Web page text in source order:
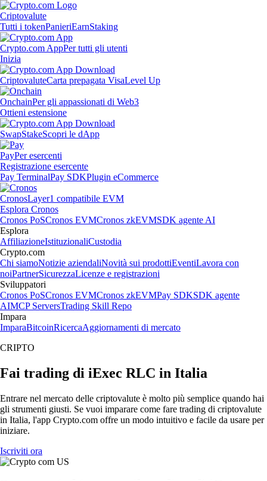
Criptovalute
Tutti i tokenPanieriEarnStaking
Crypto.com AppPer tutti gli utenti
Inizia
CriptovaluteCarta prepagata VisaLevel Up
OnchainPer gli appassionati di Web3
Ottieni estensione
SwapStakeScopri le dApp
PayPer esercenti
Registrazione esercente
Pay TerminalPay SDKPlugin eCommerce
CronosLayer1 compatibile EVM
Esplora Cronos
Cronos PoSCronos EVMCronos zkEVMSDK agente AI
Esplora
AffiliazioneIstituzionaliCustodia
Crypto.com
Chi siamoNotizie aziendaliNovità sui prodottiEventiLavora con
noiPartnerSicurezzaLicenze e registrazioni
Sviluppatori
Cronos PoSCronos EVMCronos zkEVMPay SDKSDK agente
AIMCP ServersTrading Skill Repo
Impara
ImparaBitcoinRicercaAggiornamenti di mercato
CRIPTO
Fai trading di iExec RLC in Italia
Entrare nel mercato delle criptovalute è molto più semplice quando hai
gli strumenti giusti. Se vuoi imparare come fare trading di criptovalute
in Italia, l'app Crypto.com offre un modo intuitivo e facile da usare per
iniziare.
Iscriviti ora